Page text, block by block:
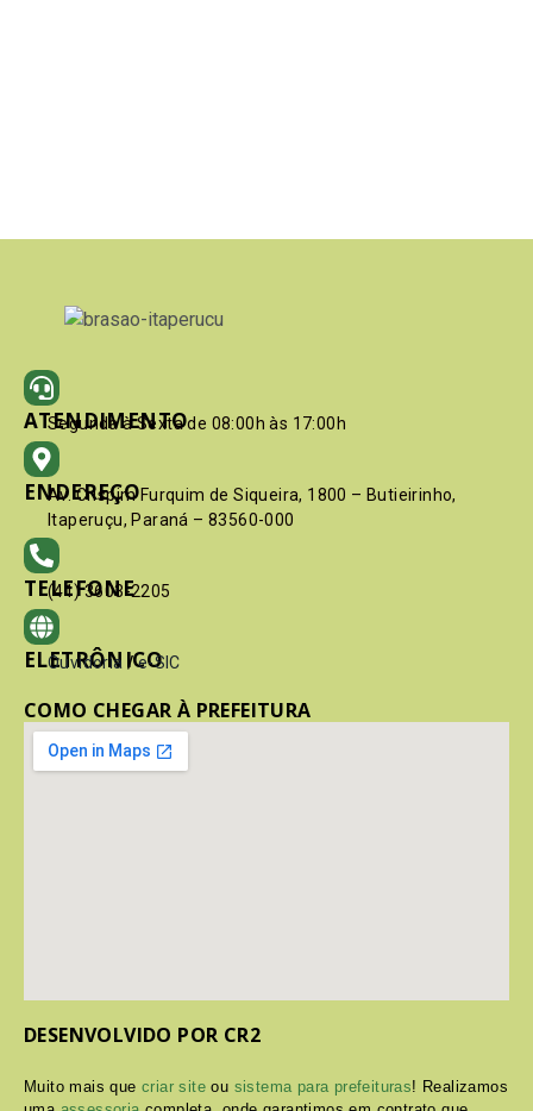
ATENDIMENTO
Segunda à Sexta de 08:00h às 17:00h
ENDEREÇO
Av. Crispim Furquim de Siqueira, 1800 – Butieirinho,
Itaperuçu, Paraná – 83560-000
TELEFONE
(41) 3603-2205
ELETRÔNICO
Ouvidoria / e-SIC
COMO CHEGAR À PREFEITURA
DESENVOLVIDO POR CR2
Muito mais quecriar site ou sistema para prefeituras! Realizamos